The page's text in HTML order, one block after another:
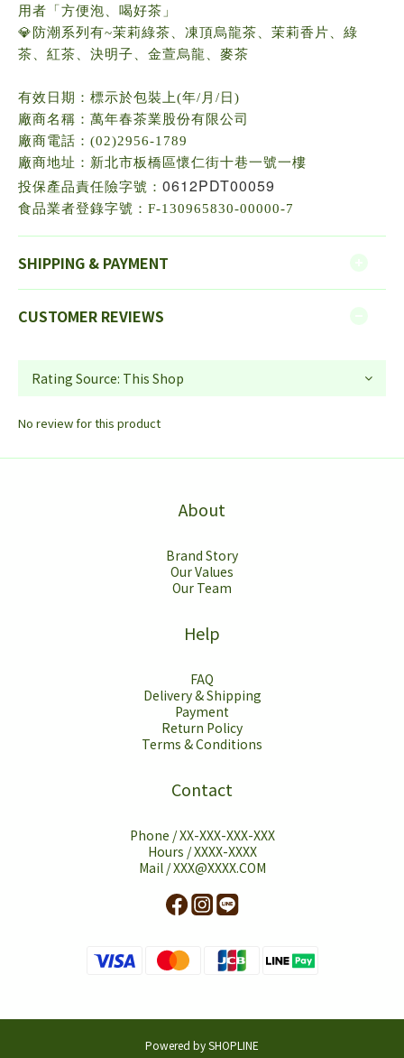
用者「方便泡、喝好茶」
💎 防潮系列有~茉莉綠茶、凍頂烏龍茶、茉莉香片、綠
茶、紅茶、決明子、金萱烏龍、麥茶
有效日期：標示於包裝上(年/月/日)
廠商名稱：萬年春茶業股份有限公司
廠商電話：(02)2956-1789
廠商地址：新北市板橋區懷仁街十巷一號一樓
投保產品責任險字號： 0612PDT00059
食品業者登錄字號：F-130965830-00000-7
SHIPPING & PAYMENT
CUSTOMER REVIEWS
No review for this product
About
Brand Story
Our Values
Our Team
Help
FAQ
Delivery & Shipping
Payment
Return Policy
Terms & Conditions
Contact
Phone / XX-XXX-XXX-XXX
Hours / XXXX-XXXX
Mail / XXX@XXXX.COM
Powered by SHOPLINE